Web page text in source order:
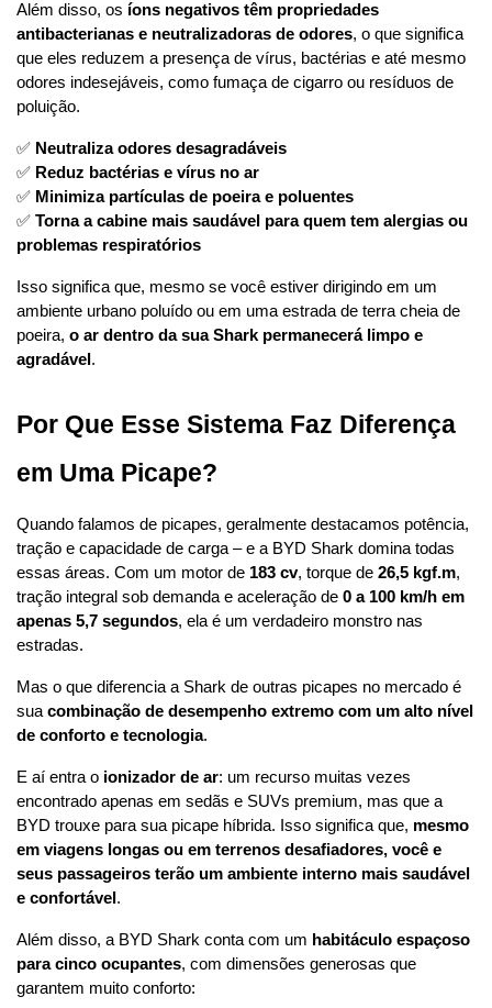
Além disso, os íons negativos têm propriedades
antibacterianas e neutralizadoras de odores, o que significa
que eles reduzem a presença de vírus, bactérias e até mesmo
odores indesejáveis, como fumaça de cigarro ou resíduos de
poluição.
✅ Neutraliza odores desagradáveis
✅ Reduz bactérias e vírus no ar
✅ Minimiza partículas de poeira e poluentes
✅ Torna a cabine mais saudável para quem tem alergias ou
problemas respiratórios
Isso significa que, mesmo se você estiver dirigindo em um
ambiente urbano poluído ou em uma estrada de terra cheia de
poeira, o ar dentro da sua Shark permanecerá limpo e
agradável .
Por Que Esse Sistema Faz Diferença
em Uma Picape?
Quando falamos de picapes, geralmente destacamos potência,
tração e capacidade de carga – e a BYD Shark domina todas
essas áreas. Com um motor de 183 cv, torque de 26,5 kgf.m,
tração integral sob demanda e aceleração de 0 a 100 km/h em
apenas 5,7 segundos, ela é um verdadeiro monstro nas
estradas.
Mas o que diferencia a Shark de outras picapes no mercado é
sua combinação de desempenho extremo com um alto nível
de conforto e tecnologia.
E aí entra o ionizador de ar: um recurso muitas vezes
encontrado apenas em sedãs e SUVs premium, mas que a
BYD trouxe para sua picape híbrida. Isso significa que, mesmo
em viagens longas ou em terrenos desafiadores, você e
seus passageiros terão um ambiente interno mais saudável
e confortável .
Além disso, a BYD Shark conta com um habitáculo espaçoso
para cinco ocupantes, com dimensões generosas que
garantem muito conforto: